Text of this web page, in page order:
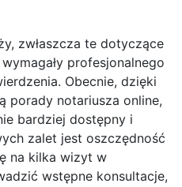
zwłaszcza te dotyczące
profesjonalnego
Obecnie, dzięki
porady notariusza online,
bardziej dostępny i
zalet jest oszczędność
na kilka wizyt w
wstępne konsultacje,